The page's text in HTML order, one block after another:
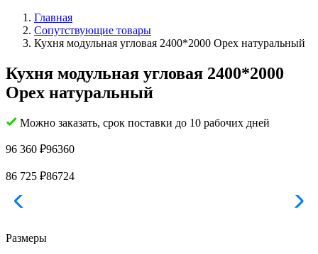
Главная
Сопутствующие товары
Кухня модульная угловая 2400*2000 Орех натуральный
Кухня модульная угловая 2400*2000
Орех натуральный
Можно заказать, срок поставки до 10 рабочих дней
96 360 ₽96360
86 725 ₽86724
Размеры